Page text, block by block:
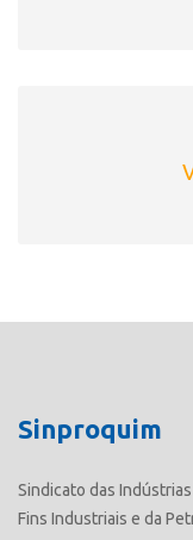
Sinproquim
Sindicato das
Fins Industriais e da